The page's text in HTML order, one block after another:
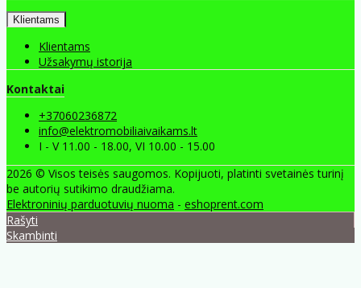
Klientams
Klientams
Užsakymų istorija
Kontaktai
+37060236872
info@elektromobiliaivaikams.lt
I - V 11.00 - 18.00, VI 10.00 - 15.00
2026 © Visos teisės saugomos. Kopijuoti, platinti svetainės turinį
be autorių sutikimo draudžiama.
Elektroninių parduotuvių nuoma - eshoprent.com
Rašyti
Skambinti